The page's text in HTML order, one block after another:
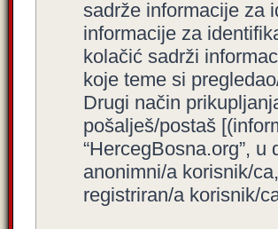
sadrže informacije za
informacije za
kolačić sadrži
koje teme si
Drugi način
pošalješ/postaš
“HercegBosna.org”,
anonimni/a korisnik/
registriran/a korisnik/